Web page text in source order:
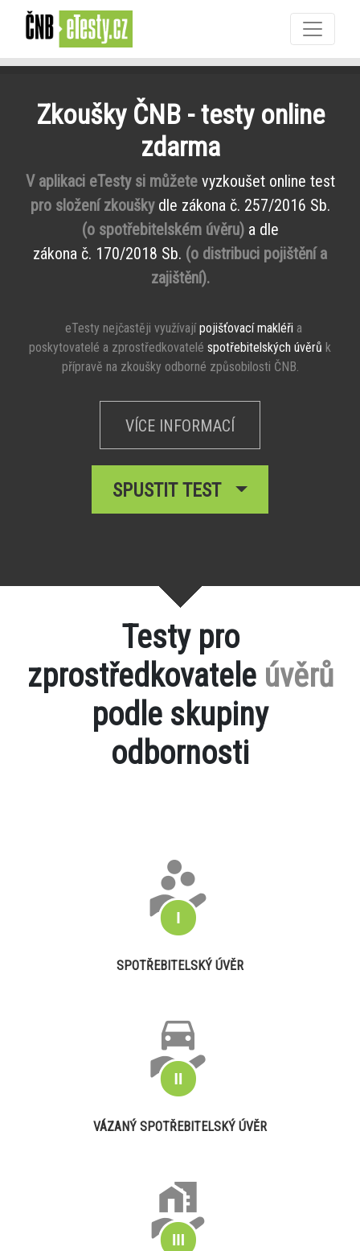
Zkoušky ČNB - testy online
zdarma
V aplikaci eTesty si můžetevyzkoušet online test
pro složení zkoušky dle zákona č. 257/2016 Sb.
(o spotřebitelském úvěru)a dle
zákona č. 170/2018 Sb. (o distribuci pojištění a
zajištění).
eTesty nejčastěji využívajípojišťovací makléři a
poskytovatelé a zprostředkovatelé spotřebitelských úvěrů k
přípravě na zkoušky odborné způsobilosti ČNB.
VÍCE INFORMACÍ
SPUSTIT TEST
Testy pro
zprostředkovatele úvěrů
podle skupiny
odbornosti
SPOTŘEBITELSKÝ ÚVĚR
VÁZANÝ SPOTŘEBITELSKÝ ÚVĚR